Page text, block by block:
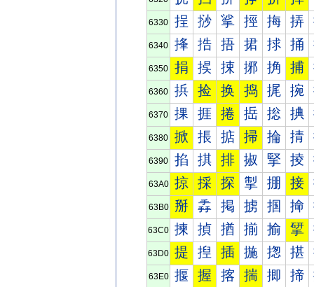
6330 挰 挱 挲 挳 挴 挵
6340 捀 捁 捂 捃 捄 捅
6350 捐 捑 捒 捓 捔 捕
6360 捠 捡 换 捣 捤 捥
6370 捰 捱 捲 捳 捴 捵
6380 掀 掁 掂 掃 掄 掅
6390 掐 掑 排 掓 掔 掕
63A0 掠 採 探 掣 掤 接
63B0 掰 掱 掲 掳 掴 掵
63C0 揀 揁 揂 揃 揄 揅
63D0 提 揑 插 揓 揔 揕
63E0 揠 握 揢 揣 揤 揥